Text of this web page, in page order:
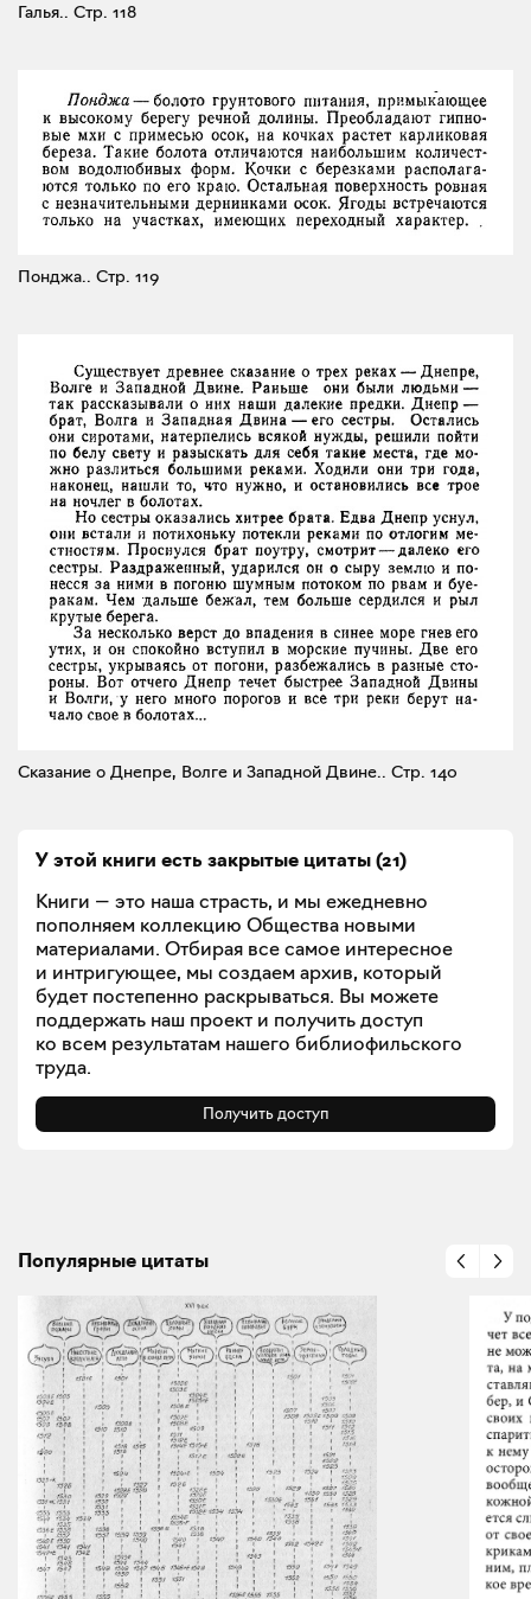
Галья.. Стр. 118
Понджа.. Стр. 119
Cказание о Днепре, Волге и Западной Двине.. Стр. 140
У этой книги есть закрытые цитаты (21)
Книги — это наша страсть, и мы ежедневно
пополняем коллекцию Общества новыми
материалами. Отбирая все самое интересное
и интригующее, мы создаем архив, который
будет постепенно раскрываться. Вы можете
поддержать наш проект и получить доступ
ко всем результатам нашего библиофильского
труда.
Получить доступ
Популярные цитаты